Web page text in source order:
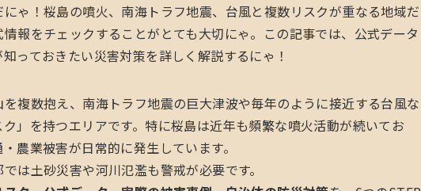
ゃ！桜島の噴火、南海トラフ地震、台風と複数リスクが重なる地域だ
報をチェックすることがとても大切にゃ。この記事では、公式データ
っておきたい災害対策を詳しく解説するにゃ！
複数抱え、南海トラフ地震の巨大津波や毎年のように接近する台風な
」を持つエリアです。特に桜島は近年も頻繁な噴火活動が続いてお
農業被害が日常的に発生しています。
は土砂災害や河川氾濫も警戒が必要です。